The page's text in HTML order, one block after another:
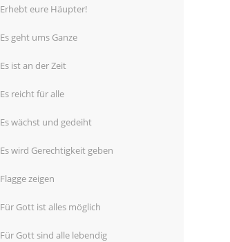
Erhebt eure Häupter!
Es geht ums Ganze
Es ist an der Zeit
Es reicht für alle
Es wächst und gedeiht
Es wird Gerechtigkeit geben
Flagge zeigen
Für Gott ist alles möglich
Für Gott sind alle lebendig